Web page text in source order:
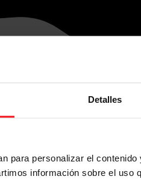
Detalles
para personalizar el
información sobre el uso